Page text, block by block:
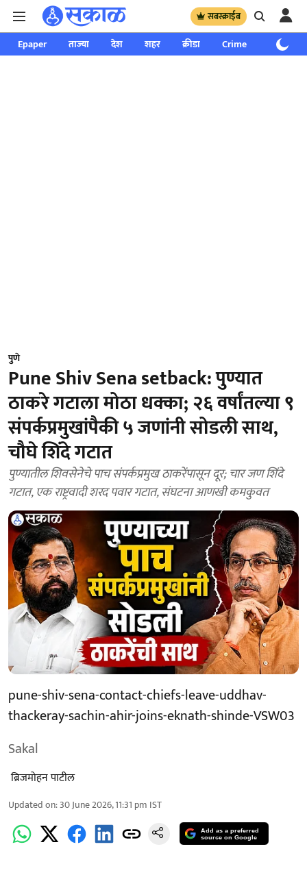
सबस्क्राईब
Epaper ताज्या देश शहर क्रीडा Crime साप्ताहिक
पुणे
Pune Shiv Sena setback: पुण्यात
ठाकरे गटाला मोठा धक्का; २६ वर्षांतल्या ९
संपर्कप्रमुखांपैकी ५ जणांनी सोडली साथ,
चौघे शिंदे गटात
पुण्यातील शिवसेनेचे पाच संपर्कप्रमुख ठाकरेंपासून दूर; चार जण शिंदे
गटात, एक राष्ट्रवादी शरद पवार गटात, संघटना आणखी कमकुवत
pune-shiv-sena-contact-chiefs-leave-uddhav-
thackeray-sachin-ahir-joins-eknath-shinde-VSW03
Sakal
​ ब्रिजमोहन पाटील
Updated on:30 June 2026, 11:31 pm IST
Add as a preferred
source on Google